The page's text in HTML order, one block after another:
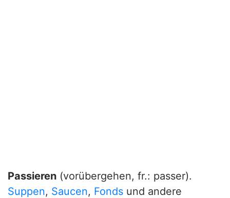
Passieren (vorübergehen, fr.: passer).
Suppen, Saucen, Fonds und andere